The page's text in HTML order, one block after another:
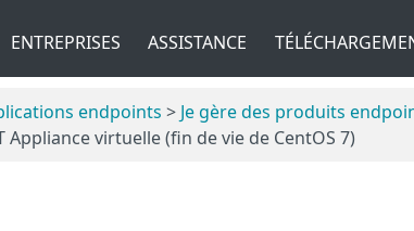
ENTREPRISES ASSISTANCE
endpoints > Je gère des produits
Appliance virtuelle (fin de vie de CentOS 7)